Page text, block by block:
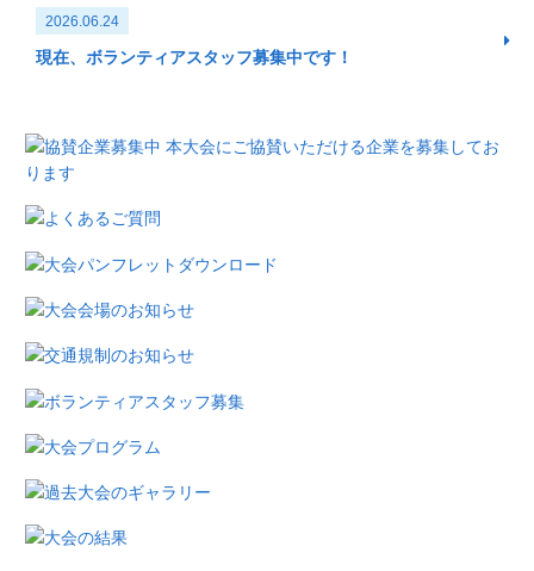
2026.06.24
現在、ボランティアスタッフ募集中です！